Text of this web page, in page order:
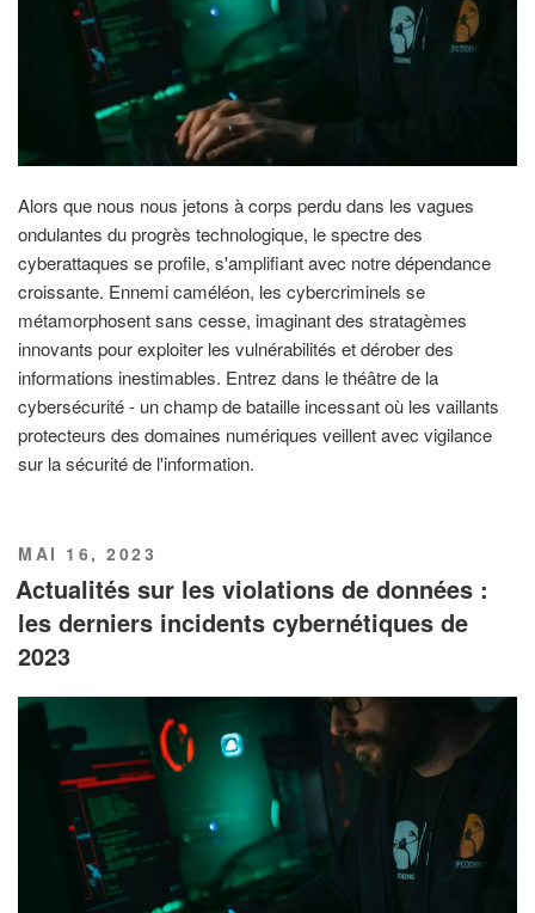
Alors que nous nous jetons à corps perdu dans les vagues
ondulantes du progrès technologique, le spectre des
cyberattaques se profile, s'amplifiant avec notre dépendance
croissante. Ennemi caméléon, les cybercriminels se
métamorphosent sans cesse, imaginant des stratagèmes
innovants pour exploiter les vulnérabilités et dérober des
informations inestimables. Entrez dans le théâtre de la
cybersécurité - un champ de bataille incessant où les vaillants
protecteurs des domaines numériques veillent avec vigilance
sur la sécurité de l'information.
PUBLIÉ
LE
MAI 16, 2023
Actualités sur les violations de données :
les derniers incidents cybernétiques de
2023